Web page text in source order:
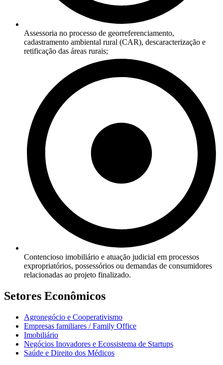
Assessoria no processo de georreferenciamento,
cadastramento ambiental rural (CAR), descaracterização e
retificação das áreas rurais;
Contencioso imobiliário e atuação judicial em processos
expropriatórios, possessórios ou demandas de consumidores
relacionadas ao projeto finalizado.
Setores Econômicos
Agronegócio e Cooperativismo
Empresas familiares / Family Office
Imobiliário
Negócios Inovadores e Ecossistema de Startups
Saúde e Direito dos Médicos